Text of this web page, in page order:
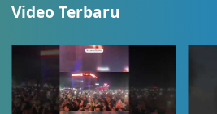
Video Terbaru